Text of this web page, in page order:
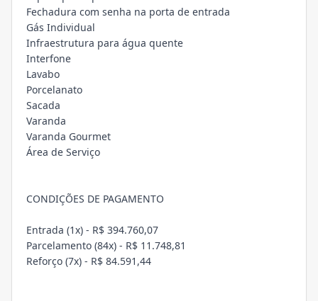
Fechadura com senha na porta de entrada
Gás Individual
Infraestrutura para água quente
Interfone
Lavabo
Porcelanato
Sacada
Varanda
Varanda Gourmet
Área de Serviço
CONDIÇÕES DE PAGAMENTO
Entrada (1x) - R$ 394.760,07
Parcelamento (84x) - R$ 11.748,81
Reforço (7x) - R$ 84.591,44